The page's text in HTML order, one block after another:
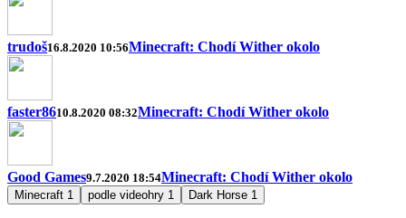
trudoš16.8.2020 10:56Minecraft: Chodí Wither okolo
faster8610.8.2020 08:32Minecraft: Chodí Wither okolo
Good Games9.7.2020 18:54Minecraft: Chodí Wither okolo
Minecraft 1 podle videohry 1 Dark Horse 1